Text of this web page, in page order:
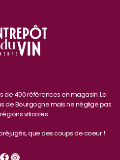
de 400 références en magasin. La
de Bourgogne mais ne néglige pas
viticoles.
que des coups de coeur !